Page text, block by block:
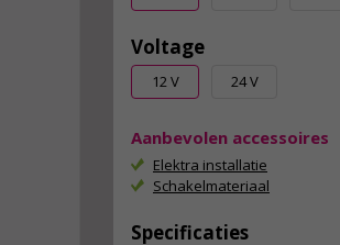
Voltage
12 V 24 V
Aanbevolen accessoires
Elektra installatie
Schakelmateriaal
Specificaties